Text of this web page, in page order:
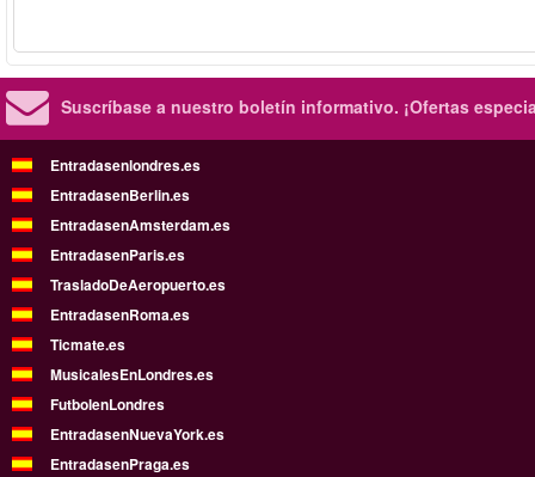
Suscríbase a nuestro boletín informativo. ¡Ofertas
Entradasenlondres.es
EntradasenBerlin.es
EntradasenAmsterdam.es
EntradasenParis.es
TrasladoDeAeropuerto.es
EntradasenRoma.es
Ticmate.es
MusicalesEnLondres.es
FutbolenLondres
EntradasenNuevaYork.es
EntradasenPraga.es